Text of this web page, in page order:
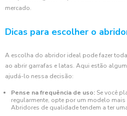
mercado.
Dicas para escolher o
A escolha do abridor ideal pode fazer
ao abrir garrafas e latas. Aqui estão
ajudá-lo nessa decisão:
Pense na frequência de uso: Se você
regularmente, opte por um modelo mais
Abridores de qualidade tendem a ter